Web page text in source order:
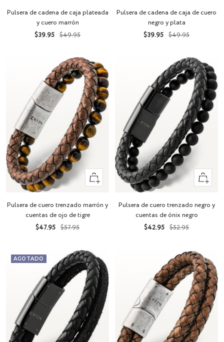
Pulsera de cadena de caja plateada
y cuero marrón
Precio
$39.95 Precio
$49.95
Pulsera de cadena de caja de cuero
negro y plata
Precio
$39.95 Precio
$49.95
Vista
rápida
Pulsera de cuero trenzado marrón y
cuentas de ojo de tigre
Precio
$47.95 Precio
$57.95
Vista
rápida
Pulsera de cuero trenzado negro y
cuentas de ónix negro
Precio
$42.95 Precio
$52.95
AGOTADO